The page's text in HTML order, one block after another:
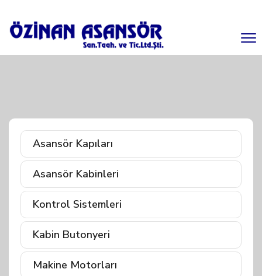
Asansör Kapıları
Asansör Kabinleri
Kontrol Sistemleri
Kabin Butonyeri
Makine Motorları